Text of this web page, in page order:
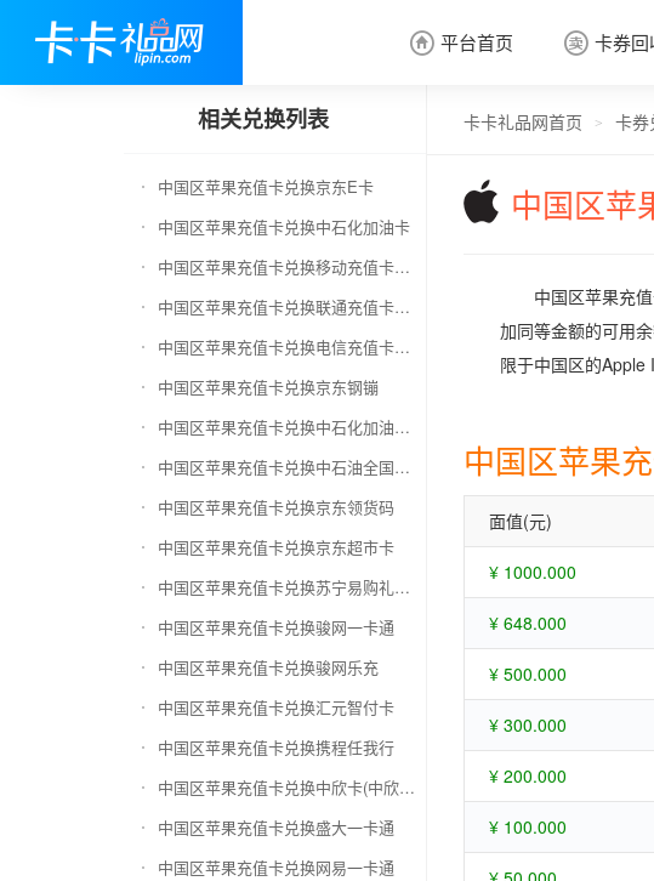
 平台首页  卡券回
 卡券回
相关兑换列表
中国区苹果充值卡兑换京东E卡
中国区苹果充值卡兑换中石化加油卡
中国区苹果充值卡兑换移动充值卡（面值千万别选错）
中国区苹果充值卡兑换联通充值卡（面值千万别选错）
中国区苹果充值卡兑换电信充值卡（面值千万别选错）
中国区苹果充值卡兑换京东钢镚
中国区苹果充值卡兑换中石化加油卡无卡号（面值千万别选错）
中国区苹果充值卡兑换中石油全国充值卡
中国区苹果充值卡兑换京东领货码
中国区苹果充值卡兑换京东超市卡
中国区苹果充值卡兑换苏宁易购礼品卡
中国区苹果充值卡兑换骏网一卡通
中国区苹果充值卡兑换骏网乐充
中国区苹果充值卡兑换汇元智付卡
中国区苹果充值卡兑换携程任我行
中国区苹果充值卡兑换中欣卡(中欣通卡)
中国区苹果充值卡兑换盛大一卡通
中国区苹果充值卡兑换网易一卡通
卡卡礼品网首页 > 卡券
中国区苹
中国区苹果充
加同等金额的可用
限于中国区的Apple
中国区苹果
面值(元)
¥ 1000.000
¥ 648.000
¥ 500.000
¥ 300.000
¥ 200.000
¥ 100.000